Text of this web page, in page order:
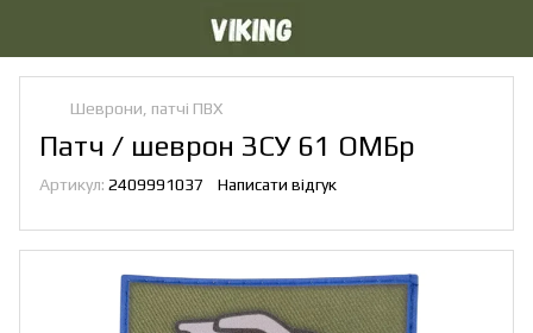
Шеврони, патчі ПВХ
Патч / шеврон ЗСУ 61 ОМБр
Артикул: 2409991037 Написати відгук